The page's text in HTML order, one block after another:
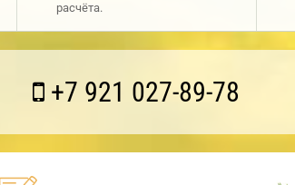
расчёта.
+7 921 027-89-78